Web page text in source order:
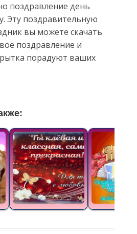
поздравление день
Эту поздравительную
вы можете скачать
поздравление и
порадуют ваших